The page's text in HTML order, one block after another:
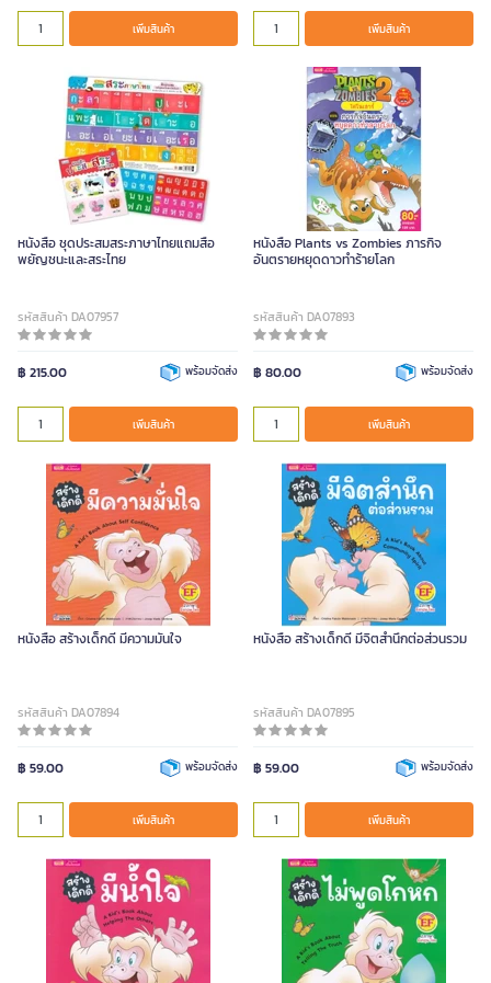
เพิ่มสินค้า เพิ่มสินค้า
หนังสือ ชุดประสมสระภาษาไทยแถมสื่อ
พยัญชนะและสระไทย
รหัสสินค้า DA07957
฿ 215.00 พร้อมจัดส่ง
เพิ่มสินค้า
หนังสือ Plants vs Zombies ภารกิจ
อันตรายหยุดดาวทำร้ายโลก
รหัสสินค้า DA07893
฿ 80.00 พร้อมจัดส่ง
เพิ่มสินค้า
หนังสือ สร้างเด็กดี มีความมั่นใจ
รหัสสินค้า DA07894
฿ 59.00 พร้อมจัดส่ง
เพิ่มสินค้า
หนังสือ สร้างเด็กดี มีจิตสำนึกต่อส่วนรวม
รหัสสินค้า DA07895
฿ 59.00 พร้อมจัดส่ง
เพิ่มสินค้า